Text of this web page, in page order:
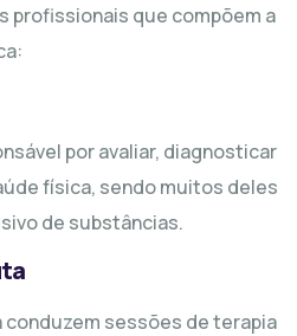
profissionais que compõem a
por avaliar, diagnosticar
física, sendo muitos deles
de substâncias.
sessões de terapia